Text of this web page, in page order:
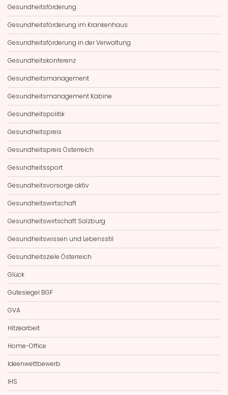
Gesundheitsförderung
Gesundheitsförderung im Krankenhaus
Gesundheitsförderung in der Verwaltung
Gesundheitskonferenz
Gesundheitsmanagement
Gesundheitsmanagement Kabine
Gesundheitspolitik
Gesundheitspreis
Gesundheitspreis Österreich
Gesundheitssport
Gesundheitsvorsorge aktiv
Gesundheitswirtschaft
Gesundheitswirtschaft Salzburg
Gesundheitswissen und Lebensstil
Gesundheitsziele Österreich
Glück
Gütesiegel BGF
GVA
Hitzearbeit
Home-Office
Ideenwettbewerb
IHS